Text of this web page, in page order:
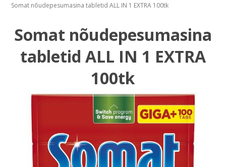
Somat nõudepesumasina tabletid ALL IN 1 EXTRA 100tk
Somat nõudepesumasina
tabletid ALL IN 1 EXTRA
100tk